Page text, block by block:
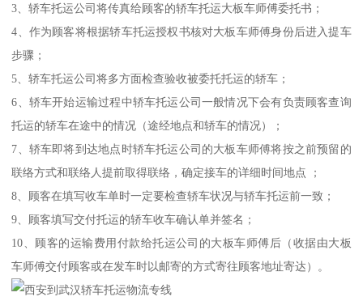
3、轿车托运公司将传真给顾客的轿车托运大板车师傅委托书；
4、作为顾客将根据轿车托运授权书核对大板车师傅身份后进入提车
步骤；
5、轿车托运公司将多方面检查验收被委托托运的轿车；
6、轿车开始运输过程中轿车托运公司一般情况下会有负责顾客查询
托运的轿车在途中的情况（途经地点和轿车的情况）；
7、轿车即将到达地点时轿车托运公司的大板车师傅将按之前预留的
联络方式和联络人提前取得联络，确定接车的详细时间地点 ；
8、顾客在填写收车单时一定要检查轿车状况与轿车托运前一致；
9、顾客填写交付托运的轿车收车确认单并签名；
10、顾客的运输费用付款给托运公司的大板车师傅后（收据由大板
车师傅交付顾客或在发车时以邮寄的方式寄往顾客地址寄达）。